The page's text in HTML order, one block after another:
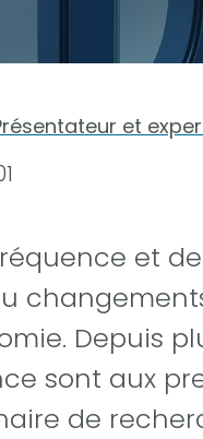
et
et
Depuis
sont aux
de